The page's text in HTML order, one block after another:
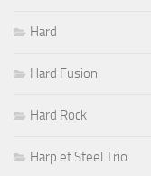
Hard
Hard Fusion
Hard Rock
Harp et Steel Trio